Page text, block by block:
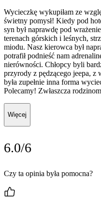
Wycieczkę wykupiłam ze
świetny pomysł! Kiedy pod
syn był naprawdę pod
terenach górskich i leśnych,
miodu. Nasz kierowca był
potrafił podnieść nam
nierówności. Chłopcy byli
przyrody z pędzącego jeepa, z
była zupełnie inna forma
Polecamy! Zwłaszcza
Więcej
6.0/6
Czy ta opinia była pomocna?